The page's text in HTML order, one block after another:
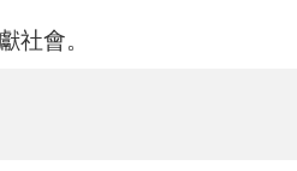
社會。